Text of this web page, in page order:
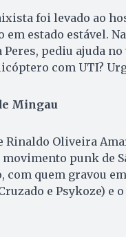
foi levado ao
em estado estável.
pediu ajuda
com UTI?
Mingau
Rinaldo Oliveira
punk de
com quem gravou
e Psykoze) e